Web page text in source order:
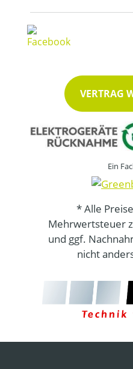
VERTRAG
Ein
* Alle
Mehrwertsteuer
und ggf.
nicht